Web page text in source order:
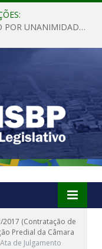
PROJETO DE LEI 002/2026 APROVADO POR UNANIMIDADE EM SESSÃO ORDINÁRIA NESTA QUINTA – FEIRA 28 DE MAIO DE 2026
2017 (Contratação de
Predial da Câmara
Ata de Julgamento